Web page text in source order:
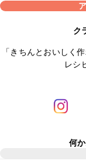
ク
「きちんとおいしく
レシ
何